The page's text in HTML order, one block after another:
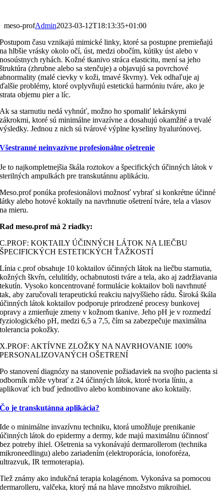
meso-profAdmin2023-03-12T18:13:35+01:00
Postupom času vznikajú mimické linky, ktoré sa postupne premieňajú
na hlbšie vrásky okolo očí, úst, medzi obočím, kútiky úst alebo v
nosoústnych ryhách. Kožné tkanivo stráca elasticitu, mení sa jeho
štruktúra (zhrubne alebo sa stenčuje) a objavujú sa povrchové
abnormality (malé cievky v koži, tmavé škvrny). Vek odhaľuje aj
ďalšie problémy, ktoré ovplyvňujú estetickú harmóniu tváre, ako je
strata objemu pier a líc.
Ak sa starnutiu nedá vyhnúť, možno ho spomaliť lekárskymi
zákrokmi, ktoré sú minimálne invazívne a dosahujú okamžité a trvalé
výsledky. Jednou z nich sú tvárové výplne kyseliny hyalurónovej.
Všestranné neinvazívne profesionálne ošetrenie
Je to najkompletnejšia škála roztokov a špecifických účinných látok v
sterilných ampulkách pre transkutánnu aplikáciu.
Meso.prof ponúka profesionálovi možnosť vybrať si konkrétne účinné
látky alebo hotové koktaily na navrhnutie ošetrení tváre, tela a vlasov
na mieru.
Rad meso.prof má 2 riadky:
C.PROF: KOKTAILY ÚČINNÝCH LÁTOK NA LIEČBU
ŠPECIFICKÝCH ESTETICKÝCH ŤAŽKOSTÍ
Línia c.prof obsahuje 10 koktailov účinných látok na liečbu starnutia,
kožných škvŕn, celulitídy, ochabnutosti tváre a tela, ako aj zadržiavania
tekutín. Vysoko koncentrované formulácie koktailov boli navrhnuté
tak, aby zaručovali terapeutickú reakciu najvyššieho rádu. Široká škála
účinných látok koktailov podporuje prirodzené procesy bunkovej
opravy a zmierňuje zmeny v kožnom tkanive. Jeho pH je v rozmedzí
fyziologického pH, medzi 6,5 a 7,5, čím sa zabezpečuje maximálna
tolerancia pokožky.
X.PROF: AKTÍVNE ZLOŽKY NA NAVRHOVANIE 100%
PERSONALIZOVANÝCH OŠETRENÍ
Po stanovení diagnózy na stanovenie požiadaviek na svojho pacienta si
odborník môže vybrať z 24 účinných látok, ktoré tvoria líniu, a
aplikovať ich buď jednotlivo alebo kombinovane ako koktaily.
Čo je transkutánna aplikácia?
Ide o minimálne invazívnu techniku, ktorá umožňuje prenikanie
účinných látok do epidermy a dermy, kde majú maximálnu účinnosť
bez potreby ihiel. Ošetrenia sa vykonávajú dermarollerom (technika
mikroneedlingu) alebo zariadením (elektroporácia, ionoforéza,
ultrazvuk, IR termoterapia).
Tiež známy ako indukčná terapia kolagénom. Vykonáva sa pomocou
dermarolleru, valčeka, ktorý má na hlave množstvo mikroihiel.